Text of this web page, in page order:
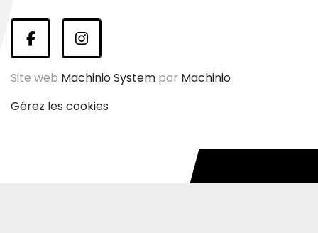
facebookinstagram
Site web Machinio System par Machinio
Gérez les cookies